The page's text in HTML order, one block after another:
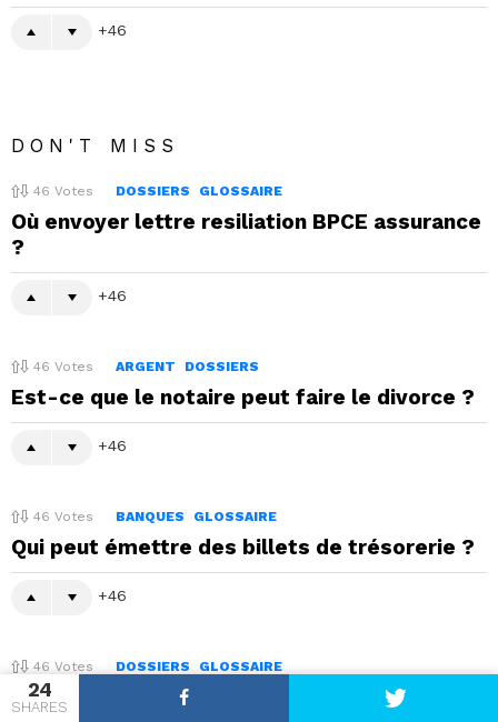
24
SHARES
46
DON'T MISS
46 Votes DOSSIERS GLOSSAIRE
Où envoyer lettre resiliation BPCE assurance
?
46
46 Votes ARGENT DOSSIERS
Est-ce que le notaire peut faire le divorce ?
46
46 Votes BANQUES GLOSSAIRE
Qui peut émettre des billets de trésorerie ?
46
46 Votes DOSSIERS GLOSSAIRE
Où payer par PayPal ?